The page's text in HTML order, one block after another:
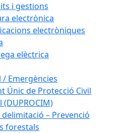
i gestions
electrònica
electròniques
elèctrica
Emergències
Únic de Protecció Civil
delimitació – Prevenció
forestals